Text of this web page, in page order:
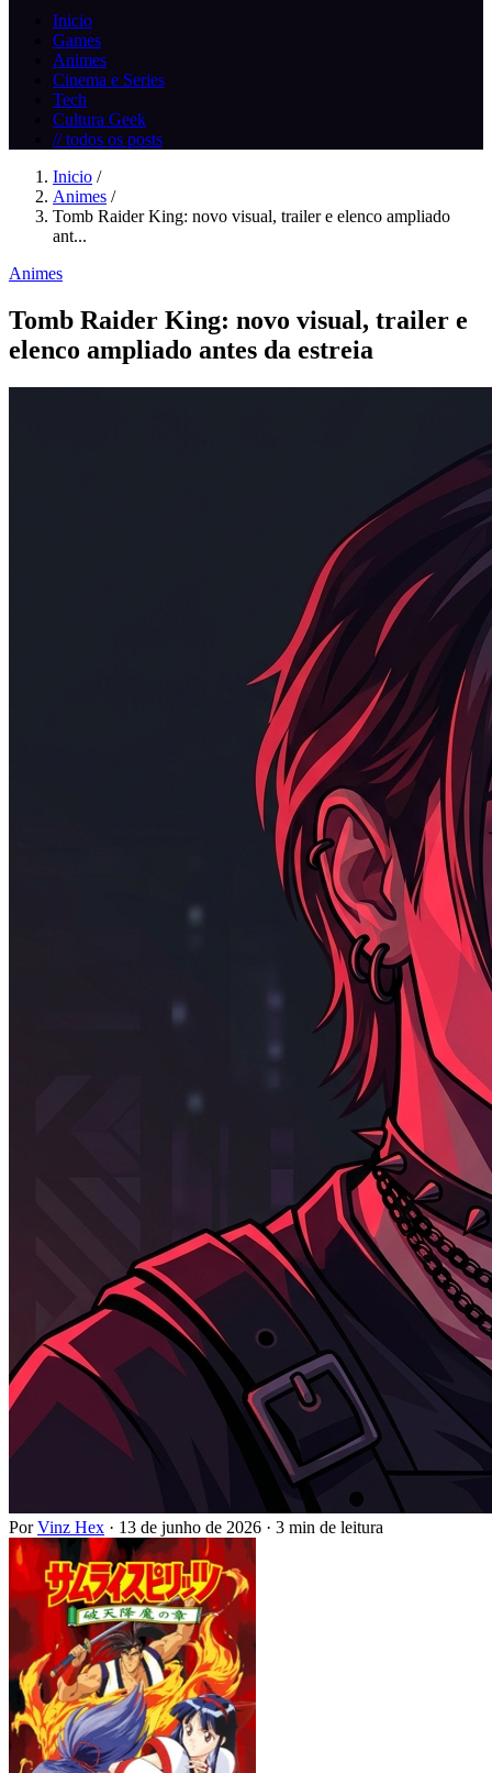
Inicio
Games
Animes
Cinema e Series
Tech
Cultura Geek
// todos os posts
Inicio /
Animes /
Tomb Raider King: novo visual, trailer e elenco ampliado
ant...
Animes
Tomb Raider King: novo visual, trailer e
elenco ampliado antes da estreia
PorVinz Hex · 13 de junho de 2026 · 3 min de leitura